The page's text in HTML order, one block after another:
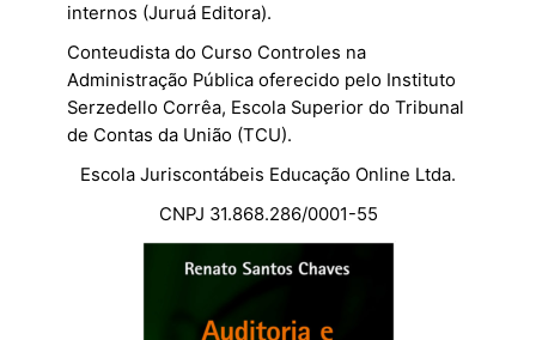
internos (Juruá Editora).
Conteudista do Curso Controles na
Administração Pública oferecido pelo Instituto
Serzedello Corrêa, Escola Superior do Tribunal
de Contas da União (TCU).
Escola Juriscontábeis Educação Online Ltda.
CNPJ 31.868.286/0001-55